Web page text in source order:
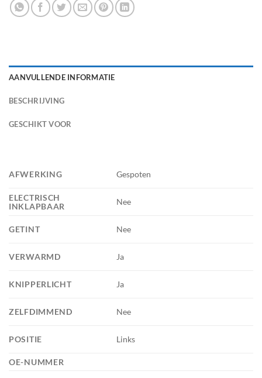
AANVULLENDE INFORMATIE
BESCHRIJVING
GESCHIKT VOOR
AFWERKING Gespoten
ELECTRISCH
INKLAPBAAR
Nee
GETINT Nee
VERWARMD Ja
KNIPPERLICHT Ja
ZELFDIMMEND Nee
POSITIE Links
OE-NUMMER